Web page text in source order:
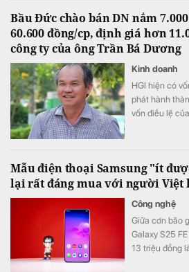
Bầu Đức chào bán DN nắm
60.600 đồng/cp, định giá hơn
công ty của ông Trần Bá Dương
Kinh doanh
HGI hiện có
phát hành
vốn điều lệ
Mẫu điện thoại Samsung "ít
lại rất đáng mua với người Việt
Công nghệ
Giữa cơn bão
Galaxy S25
13 triệu đồng